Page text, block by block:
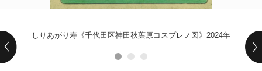
しりあがり寿《千代田区神田秋葉原コスプレノ図》2024年